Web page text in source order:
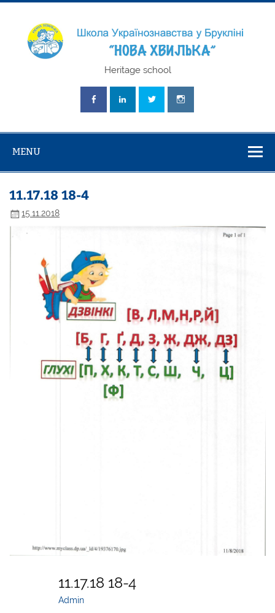
Skip
"Нова
Heritage school
MENU
11.17.18 18-4
15.11.2018
11.17.18 18-4
Admin